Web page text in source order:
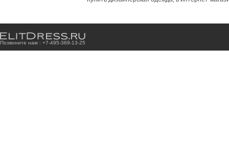
Позвоните нам : +7-495-369-13-25